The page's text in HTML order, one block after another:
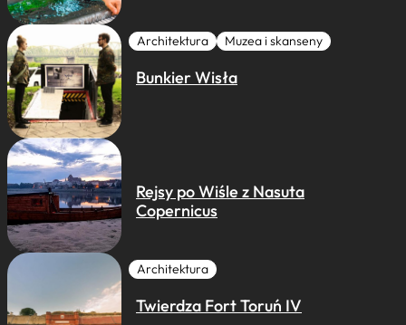
Architektura Muzea i skanseny
Bunkier Wisła
Rejsy po Wiśle z Nasuta
Copernicus
Architektura
Twierdza Fort Toruń IV